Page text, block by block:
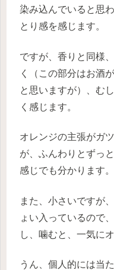
染み込んでいると思
とり感を感じます。
ですが、香りと同様
く（この部分はお酒
と思いますが）、む
く感じます。
オレンジの主張がガ
が、ふんわりとずっ
感じでも分かります。
また、小さいですが
ょい入っているので
し、噛むと、一気に
うん、個人的には当